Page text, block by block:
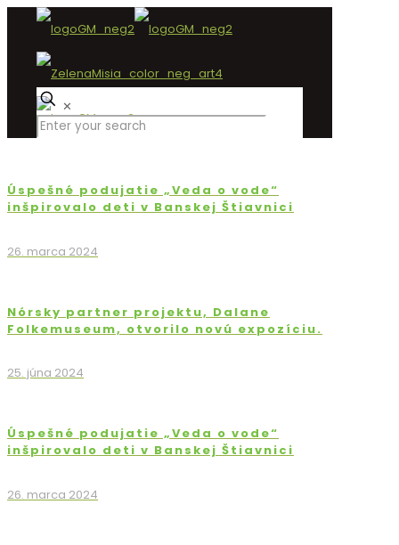
✕
Úspešné podujatie „Veda o vode“
inšpirovalo deti v Banskej Štiavnici
26. marca 2024
Nórsky partner projektu, Dalane
Folkemuseum, otvorilo novú expozíciu.
25. júna 2024
Úspešné podujatie „Veda o vode“
inšpirovalo deti v Banskej Štiavnici
26. marca 2024